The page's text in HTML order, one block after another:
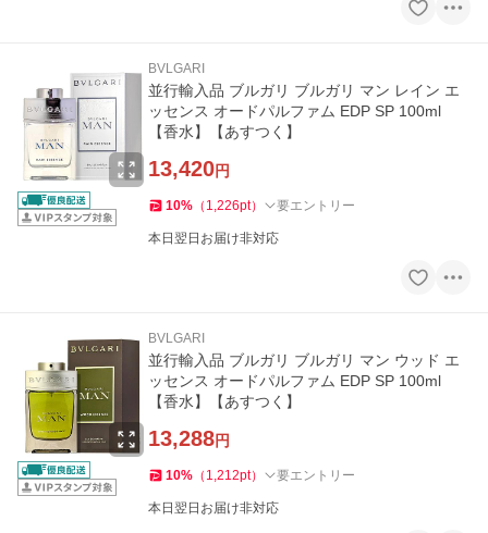
BVLGARI
並行輸入品 ブルガリ ブルガリ マン レイン エ
ッセンス オードパルファム EDP SP 100ml
【香水】【あすつく】
13,420円
10% （ 1,226pt） 要エントリー
本日翌日お届け非対応
BVLGARI
並行輸入品 ブルガリ ブルガリ マン ウッド エ
ッセンス オードパルファム EDP SP 100ml
【香水】【あすつく】
13,288円
10% （ 1,212pt） 要エントリー
本日翌日お届け非対応